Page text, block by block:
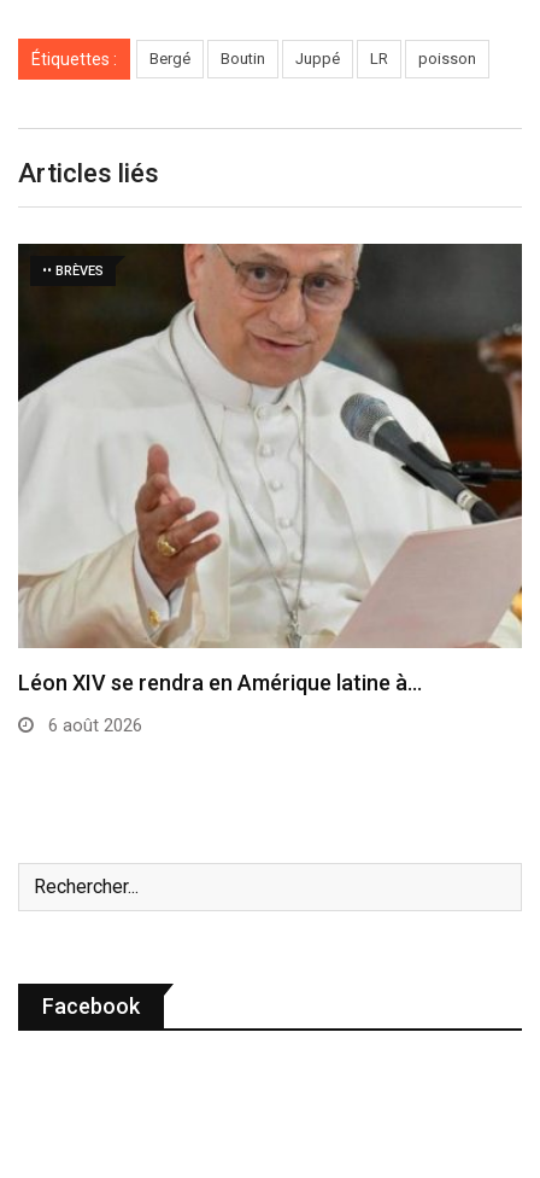
Étiquettes : Bergé Boutin Juppé LR poisson
Articles liés
•• BRÈVES
Le cardinal Parolin au Guatemala
6 août 2026
Facebook